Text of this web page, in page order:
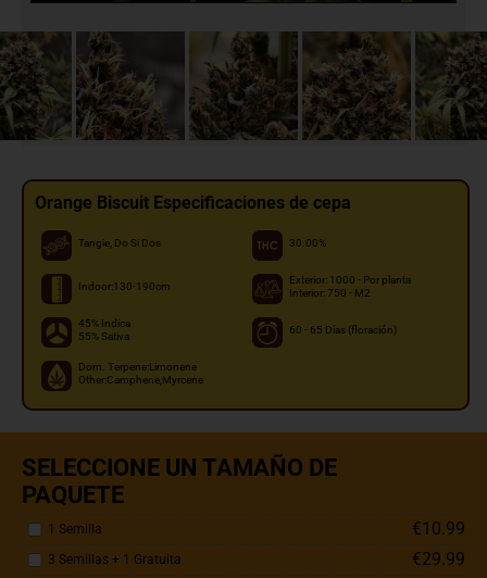
Orange Biscuit Especificaciones de cepa
Tangie, Do Si Dos 30.00%
Indoor:130-190cm
Exterior: 1000 - Por planta
Interior: 750 - M2
45% Indica
55% Sativa
60 - 65 Días (floración)
Dom. Terpene:Limonene
Other:Camphene,Myrcene
SELECCIONE UN TAMAÑO DE
PAQUETE
1 Semilla €10.99
3 Semillas + 1 Gratuita €29.99